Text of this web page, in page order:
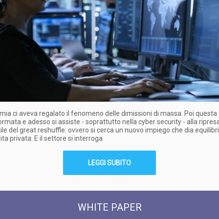
ci aveva regalato il fenomeno delle dimissioni di massa. Poi
e adesso si assiste - soprattutto nella cyber security - alla
del great reshuffle: ovvero si cerca un nuovo impiego che dia
privata. E il settore si interroga
LEGGI SUBITO
WHITE PAPER